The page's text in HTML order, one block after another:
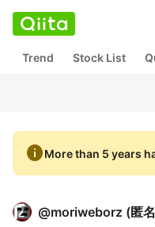
Trend Stock List
infoMore than 5 years
@moriweborz (匿